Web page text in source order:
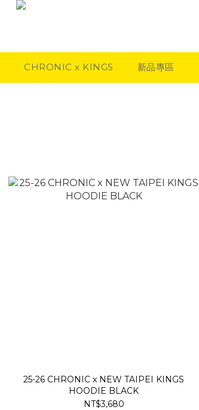
CHRONIC x KINGS 新品專區
25-26 CHRONIC x NEW TAIPEI KINGS
HOODIE BLACK
NT$3,680